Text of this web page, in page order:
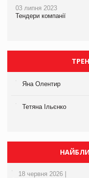
03 липня 2023
Тендери компанії
Яна Олентир
Тетяна Ільєнко
18 червня 2026 |